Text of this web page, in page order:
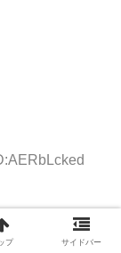
ねん
プ サイドバー